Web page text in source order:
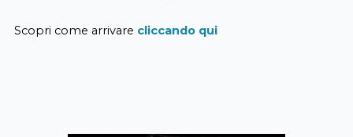
Scopri come arrivare cliccando qui